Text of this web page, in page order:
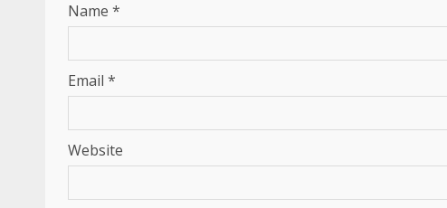
Name *
Email *
Website